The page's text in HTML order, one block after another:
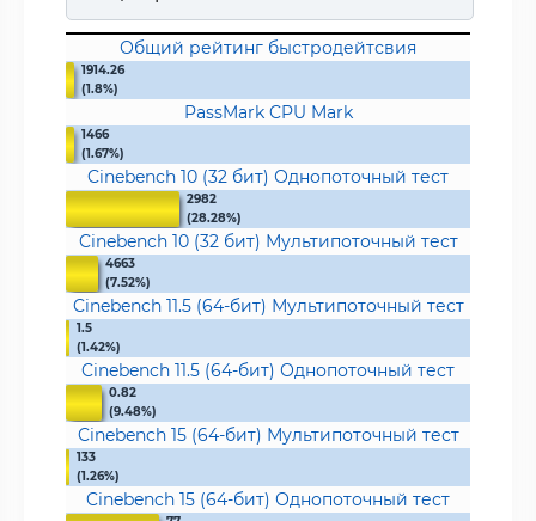
Общий рейтинг быстродейтсвия
1914.26
(1.8%)
PassMark CPU Mark
1466
(1.67%)
Cinebench 10 (32 бит) Однопоточный тест
2982
(28.28%)
Cinebench 10 (32 бит) Мультипоточный тест
4663
(7.52%)
Cinebench 11.5 (64-бит) Мультипоточный тест
1.5
(1.42%)
Cinebench 11.5 (64-бит) Однопоточный тест
0.82
(9.48%)
Cinebench 15 (64-бит) Мультипоточный тест
133
(1.26%)
Cinebench 15 (64-бит) Однопоточный тест